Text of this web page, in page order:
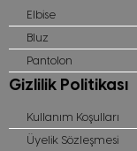
Elbise
Bluz
Pantolon
Gizlilik Politikası
Kullanım Koşulları
Üyelik Sözleşmesi